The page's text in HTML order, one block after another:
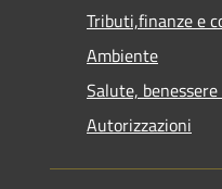
Tributi,finanze e
Ambiente
Salute,
Autorizzazioni